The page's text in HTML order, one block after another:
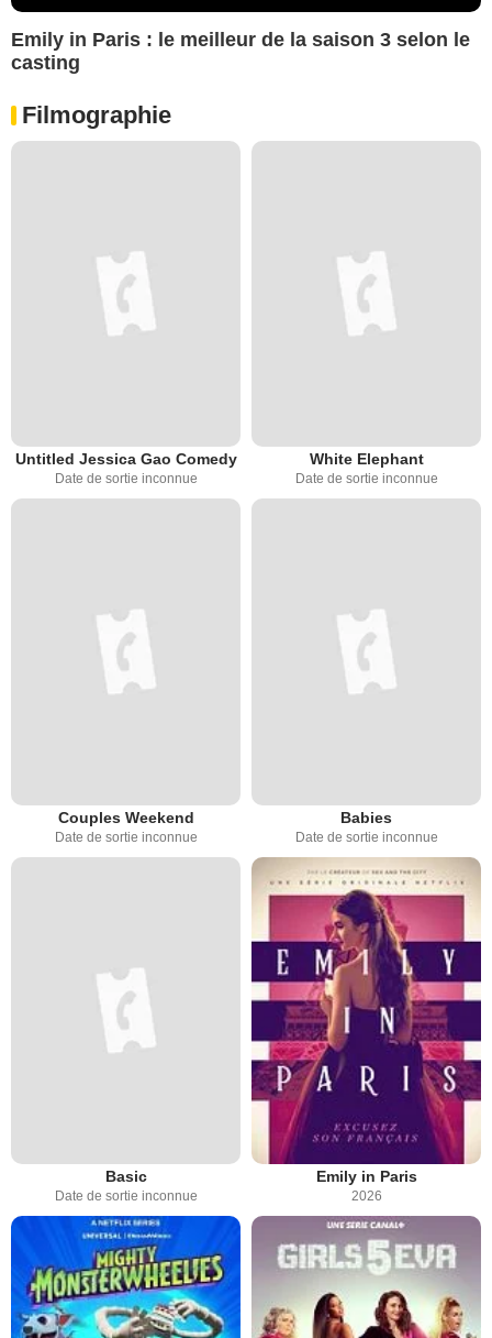
Emily in Paris : le meilleur de la saison 3 selon le
casting
Filmographie
Untitled Jessica Gao Comedy
Date de sortie inconnue
White Elephant
Date de sortie inconnue
Couples Weekend
Date de sortie inconnue
Babies
Date de sortie inconnue
Basic
Date de sortie inconnue
Emily in Paris
2026